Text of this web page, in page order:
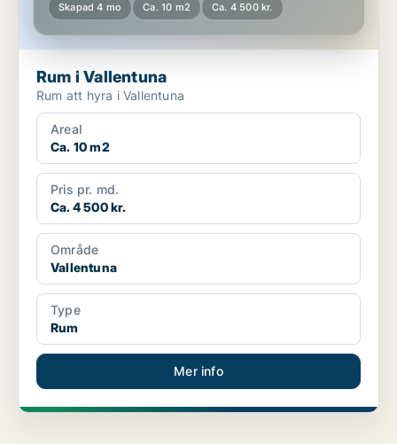
Skapad 4 mo Ca. 10 m2 Ca. 4 500 kr.
Rum i Vallentuna
Rum att hyra i Vallentuna
Areal
Ca. 10 m2
Pris pr. md.
Ca. 4 500 kr.
Område
Vallentuna
Type
Rum
Mer info